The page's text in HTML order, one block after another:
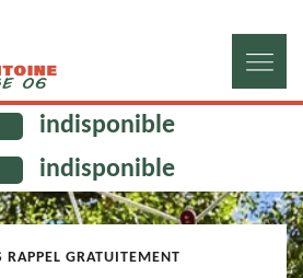
indisponible
indisponible
RAPPEL GRATUITEMENT